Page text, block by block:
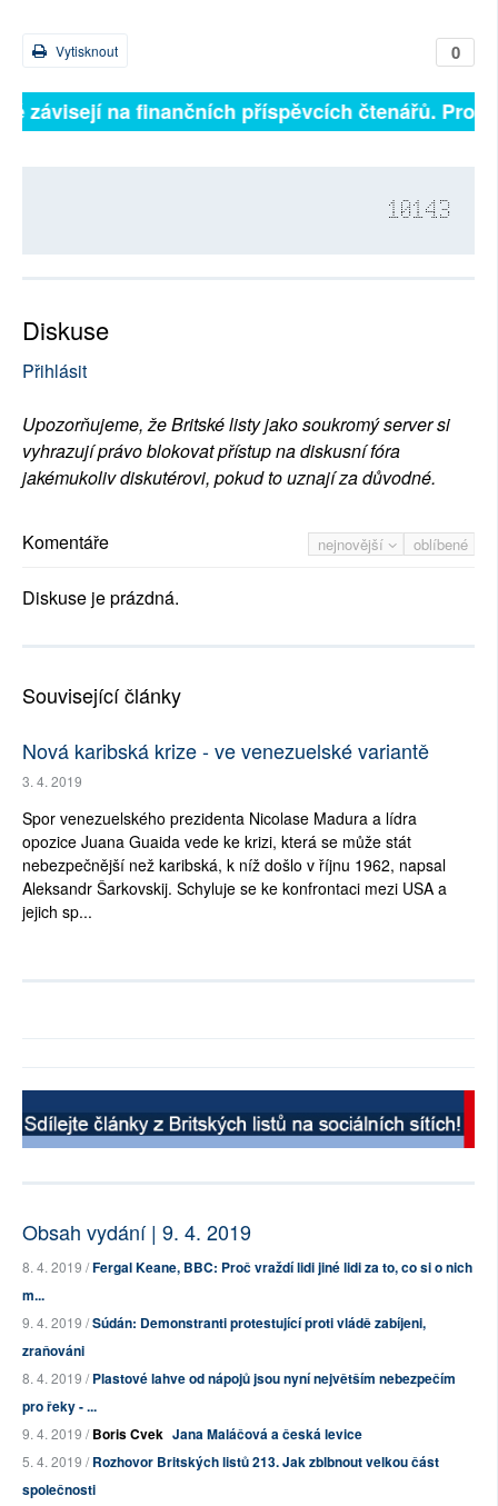
0
Vytisknout
závisejí na finančních příspěvcích čtenářů.
10143
Diskuse
Přihlásit
Upozorňujeme, že Britské listy jako soukromý server si
vyhrazují právo blokovat přístup na diskusní fóra
jakémukoliv diskutérovi, pokud to uznají za důvodné.
nejnovější oblíbené
Komentáře
Diskuse je prázdná.
Související články
Nová karibská krize - ve venezuelské variantě
3. 4. 2019
Spor venezuelského prezidenta Nicolase Madura a lídra
opozice Juana Guaida vede ke krizi, která se může stát
nebezpečnější než karibská, k níž došlo v říjnu 1962, napsal
Aleksandr Šarkovskij. Schyluje se ke konfrontaci mezi USA a
jejich sp...
Obsah vydání | 9. 4. 2019
8. 4. 2019 /Fergal Keane, BBC: Proč vraždí lidi jiné lidi za to, co si o nich
m...
9. 4. 2019 /Súdán: Demonstranti protestující proti vládě zabíjeni,
zraňováni
8. 4. 2019 /Plastové lahve od nápojů jsou nyní největším nebezpečím
pro řeky - ...
9. 4. 2019 /Boris Cvek Jana Maláčová a česká levice
5. 4. 2019 /Rozhovor Britských listů 213. Jak zblbnout velkou část
společnosti